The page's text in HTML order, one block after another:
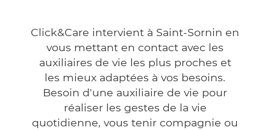
Click&Care intervient à Saint-Sornin en
vous mettant en contact avec les
auxiliaires de vie les plus proches et
les mieux adaptées à vos besoins.
Besoin d'une auxiliaire de vie pour
réaliser les gestes de la vie
quotidienne, vous tenir compagnie ou